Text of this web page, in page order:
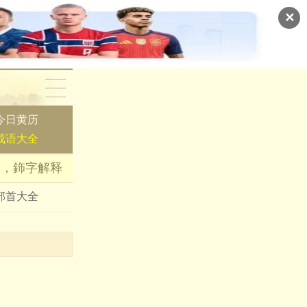
✕
日黄历
语大全
鉓字解释
首大全